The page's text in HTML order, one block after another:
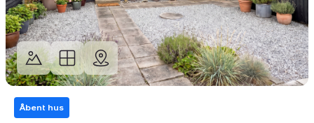
Åbent hus